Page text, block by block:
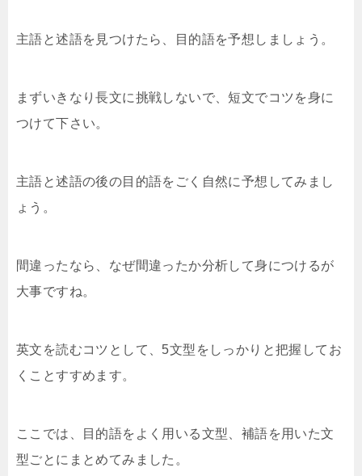
主語と述語を見つけたら、目的語を予想しましょう。
まずいきなり長文に挑戦しないで、短文でコツを身に
つけて下さい。
主語と述語の後の目的語をごく自然に予想してみまし
ょう。
間違ったなら、なぜ間違ったか分析して身につけるが
大事ですね。
英文を読むコツとして、5文型をしっかりと把握してお
くことすすめます。
ここでは、目的語をよく用いる文型、補語を用いた文
型ごとにまとめてみました。